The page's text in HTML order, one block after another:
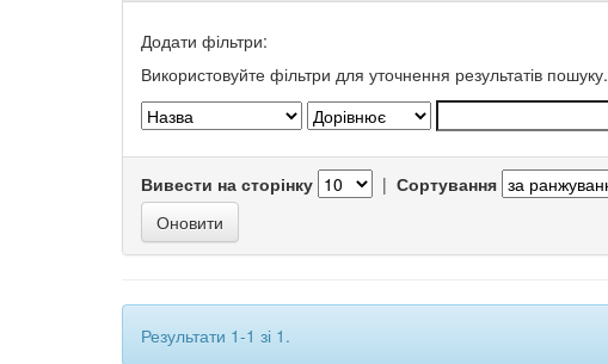
Додати фільтри:
Використовуйте фільтри для уточнення результатів пошуку.
Вивести на сторінку | Сортування
Результати 1-1 зі 1.